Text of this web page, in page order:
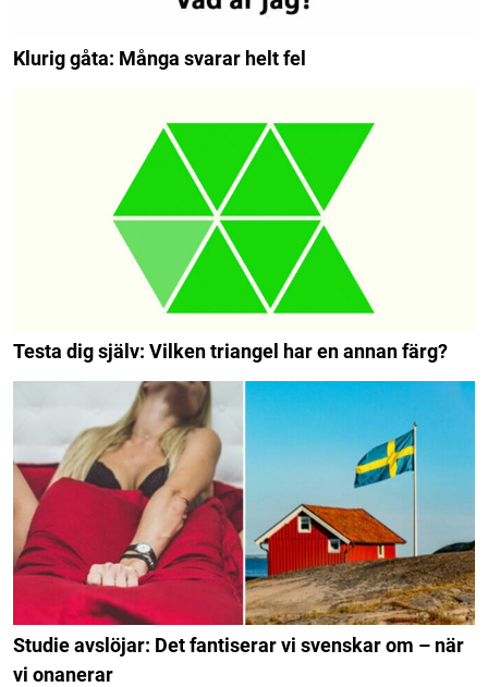
Klurig gåta: Många svarar helt fel
Testa dig själv: Vilken triangel har en annan färg?
Studie avslöjar: Det fantiserar vi svenskar om – när
vi onanerar